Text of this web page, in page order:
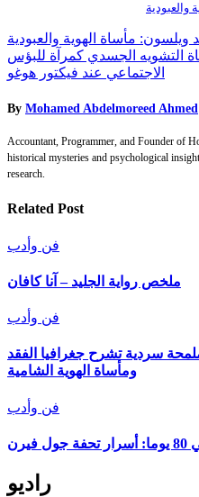
والعبودية
Post
navigation
ويلسون: مأساة الهوية والعبودية
التشويه الجسدي كمرآة للبؤس
الاجتماعي عند فيكتور هوغو
By Mohamed Abdelmoreed Ahmed
Accountant, Programmer, and Founder of
historical mysteries and psychological
research.
Related Post
فن وأدب
ملخص رواية الجليد – آنا كافان
فن وأدب
سردية تشرح جغرافيا الفقد
ومأساة الهوية الشامية
فن وأدب
راديو